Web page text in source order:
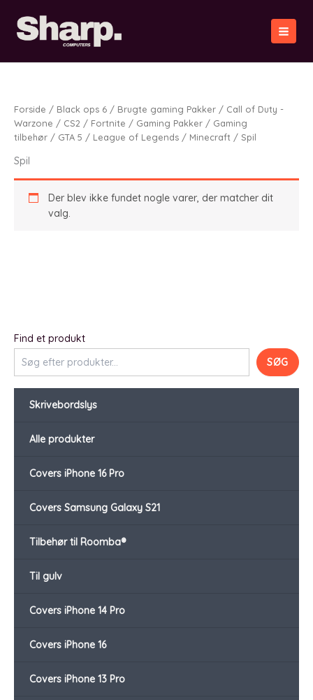
indholdet
Find et produkt
SØG
Skrivebordslys
Alle produkter
Covers iPhone 16 Pro
Covers Samsung Galaxy S21
Tilbehør til Roomba®
Til gulv
Covers iPhone 14 Pro
Covers iPhone 16
Covers iPhone 13 Pro
Forside / Black ops 6 / Brugte gaming Pakker / Call of Duty -
Warzone / CS2 / Fortnite / Gaming Pakker / Gaming
tilbehør / GTA 5 / League of Legends / Minecraft / Spil
Spil
Der blev ikke fundet nogle varer, der matcher dit
valg.